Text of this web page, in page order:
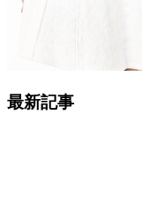
最新記事